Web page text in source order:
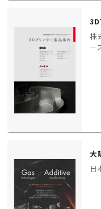
3D
株
ー
大
日